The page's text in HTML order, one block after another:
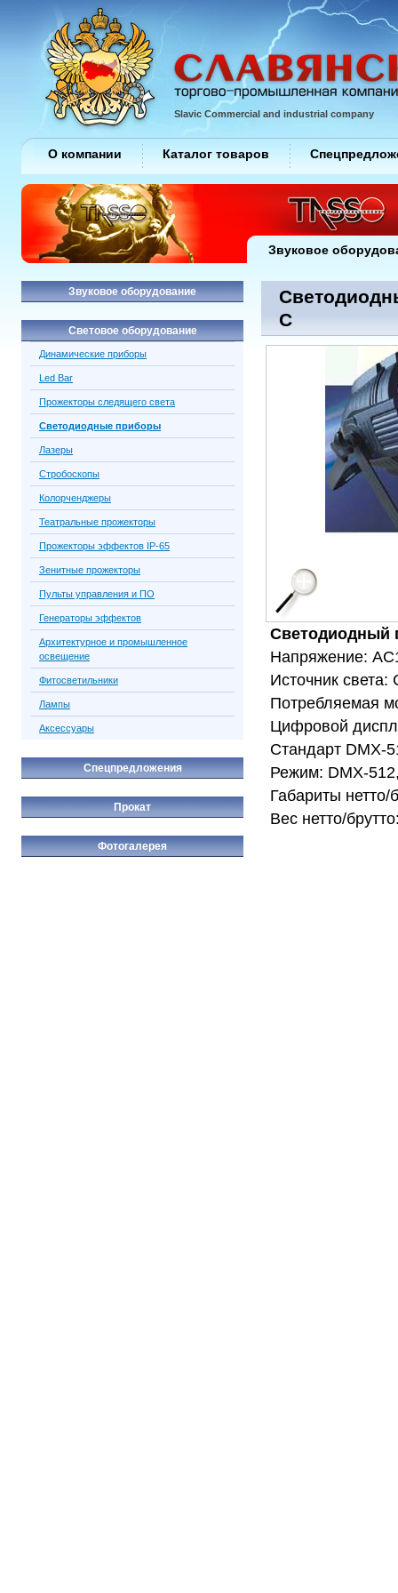
C
Светодиодный
Напряжение:
Источник
Потребляемая
Цифровой
Стандарт DMX-
Режим: DMX-
Габариты
Вес нетто/
Звуковое оборудование
Световое оборудование
Динамические приборы
Led Bar
Прожекторы следящего света
Светодиодные приборы
Лазеры
Стробоскопы
Колорченджеры
Театральные прожекторы
Прожекторы эффектов IP-65
Зенитные прожекторы
Пульты управления и ПО
Генераторы эффектов
Архитектурное и промышленное
освещение
Фитосветильники
Лампы
Аксессуары
Спецпредложения
Прокат
Фотогалерея
Slavic Commercial and industrial company
О компании Каталог товаров
Звуковое